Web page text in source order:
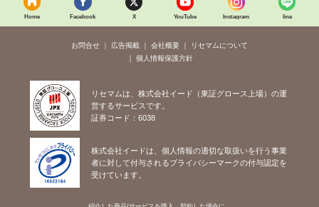
Home Facebook X YouTube Instagram line
お問合せ 広告掲載 会社概要
リセマムについて
個人情報保護方針
リセマムは、株式会社イード（東証グロース上場）の運
営するサービスです。
証券コード：6038
株式会社イードは、個人情報の適切な取扱いを行う事業
者に対して付与されるプライバシーマークの付与認定を
受けています。